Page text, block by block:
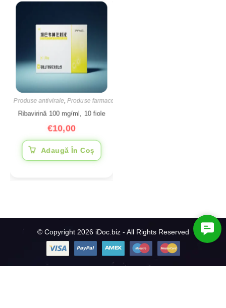
Produse antivirale,Produse farmaceutice
Ribavirină 100 mg/ml, 10 fiole
€10,00
Adaugă În Coș
© Copyright 2026 iDoc.biz - All Rights Reserved
C
o